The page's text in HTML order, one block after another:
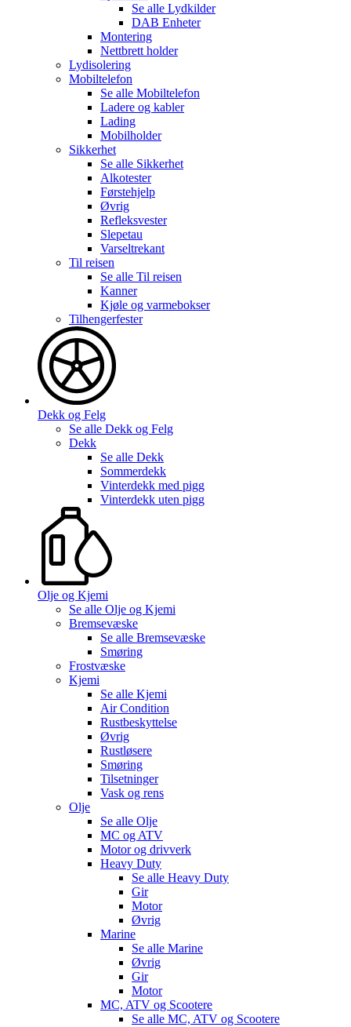
Se alle Lydkilder
DAB Enheter
Montering
Nettbrett holder
Lydisolering
Mobiltelefon
Se alle Mobiltelefon
Ladere og kabler
Lading
Mobilholder
Sikkerhet
Se alle Sikkerhet
Alkotester
Førstehjelp
Øvrig
Refleksvester
Slepetau
Varseltrekant
Til reisen
Se alle Til reisen
Kanner
Kjøle og varmebokser
Tilhengerfester
Dekk og Felg
Se alle Dekk og Felg
Dekk
Se alle Dekk
Sommerdekk
Vinterdekk med pigg
Vinterdekk uten pigg
Olje og Kjemi
Se alle Olje og Kjemi
Bremsevæske
Se alle Bremsevæske
Smøring
Frostvæske
Kjemi
Se alle Kjemi
Air Condition
Rustbeskyttelse
Øvrig
Rustløsere
Smøring
Tilsetninger
Vask og rens
Olje
Se alle Olje
MC og ATV
Motor og drivverk
Heavy Duty
Se alle Heavy Duty
Gir
Motor
Øvrig
Marine
Se alle Marine
Øvrig
Gir
Motor
MC, ATV og Scootere
Se alle MC, ATV og Scootere